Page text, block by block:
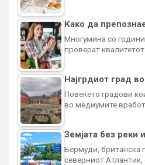
Како да
Многумина со
проверат квалитетот…
Најгрдиот град
Повеќето градови
во медиумите
Земјата без реки
Бермуди, британска
северниот Атлантик,